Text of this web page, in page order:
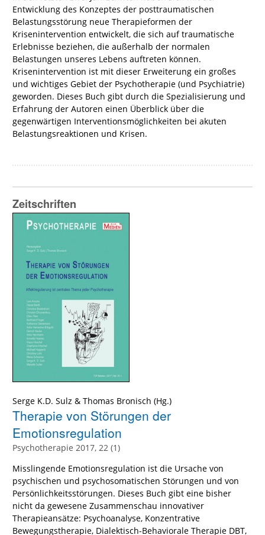
Entwicklung des Konzeptes der posttraumatischen
Belastungsstörung neue Therapieformen der
Krisenintervention entwickelt, die sich auf traumatische
Erlebnisse beziehen, die außerhalb der normalen
Belastungen unseres Lebens auftreten können.
Krisenintervention ist mit dieser Erweiterung ein großes
und wichtiges Gebiet der Psychotherapie (und Psychiatrie)
geworden. Dieses Buch gibt durch die Spezialisierung und
Erfahrung der Autoren einen Überblick über die
gegenwärtigen Interventionsmöglichkeiten bei akuten
Belastungsreaktionen und Krisen.
Zeitschriften
Serge K.D. Sulz & Thomas Bronisch (Hg.)
Therapie von Störungen der
Emotionsregulation
Psychotherapie 2017, 22 (1)
Misslingende Emotionsregulation ist die Ursache von
psychischen und psychosomatischen Störungen und von
Persönlichkeitsstörungen. Dieses Buch gibt eine bisher
nicht da gewesene Zusammenschau innovativer
Therapieansätze: Psychoanalyse, Konzentrative
Bewegungstherapie, Dialektisch-Behaviorale Therapie DBT,